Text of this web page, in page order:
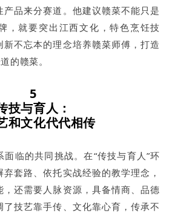
品来分赛道。他建议赣菜不能只是
，就要突出江西文化，特色烹饪技
不忘本的理念培养赣菜师傅，打造
的赣菜。
5
技与育人：
和文化代代相传
面临的共同挑战。在“传技与育人”环
套路、依托实战经验的教学理念，
，还需要人脉资源，具备情商、品德
技艺靠手传、文化靠心育，传承不